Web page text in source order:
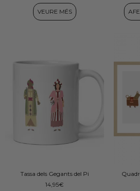
VEURE MÉS
Tassa dels Gegants del Pi
14,95€